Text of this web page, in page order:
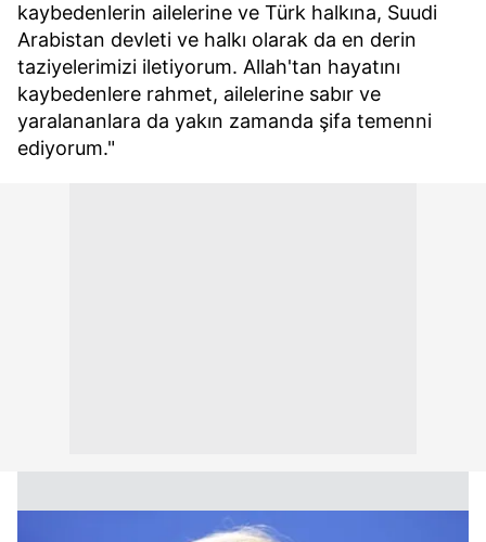
kaybedenlerin ailelerine ve Türk halkına, Suudi
Arabistan devleti ve halkı olarak da en derin
taziyelerimizi iletiyorum. Allah'tan hayatını
kaybedenlere rahmet, ailelerine sabır ve
yaralananlara da yakın zamanda şifa temenni
ediyorum."